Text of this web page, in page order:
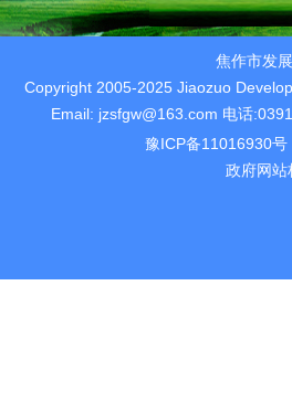
焦作市发
Copyright 2005-2025 Jiaozuo
Email: jzsfgw@163.com 电话
豫ICP备11016930号
政府网站